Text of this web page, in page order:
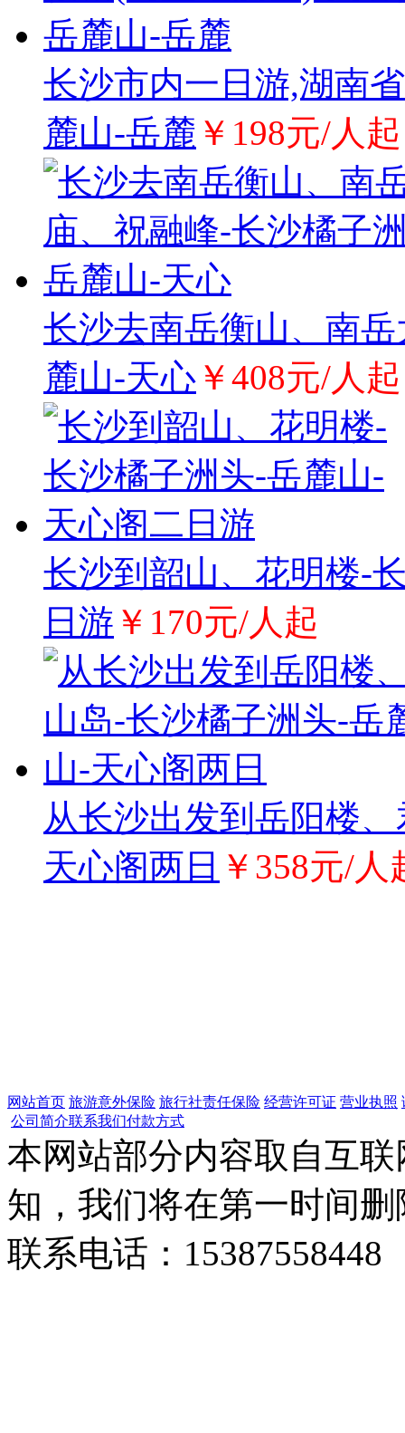
长沙市内一日游,湖南
麓山-岳麓 ￥198元/人起
长沙去南岳衡山、南
麓山-天心 ￥408元/人起
长沙到韶山、花明楼-
日游 ￥170元/人起
从长沙出发到岳阳楼
天心阁两日 ￥358元/人
网站首页 旅游意外保险 旅行社责任保险 经营许可证 营业执照
公司简介联系我们付款方式
本网站部分内容取自互
知，我们将在第一时间
联系电话：15387558448